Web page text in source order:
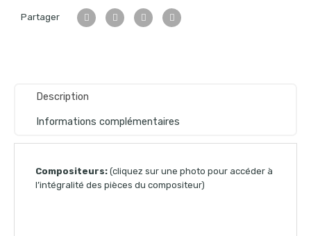
Partager
Description
Informations complémentaires
Compositeurs: (cliquez sur une photo pour accéder à
l’intégralité des pièces du compositeur)